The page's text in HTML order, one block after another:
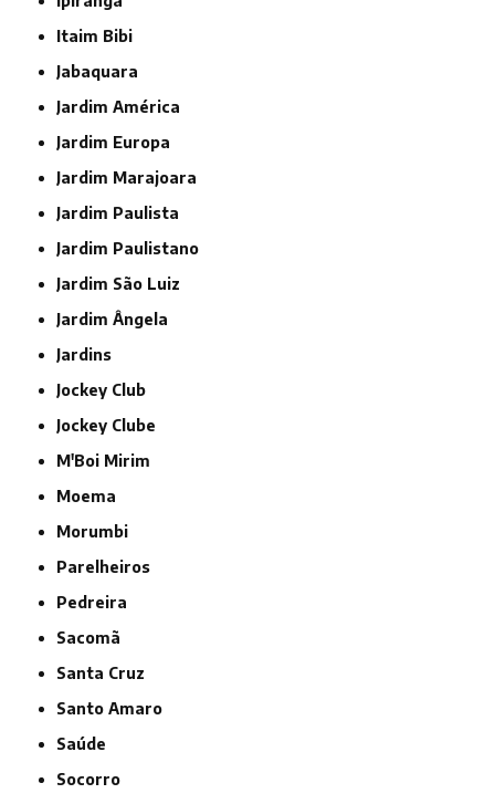
Itaim Bibi
Jabaquara
Jardim América
Jardim Europa
Jardim Marajoara
Jardim Paulista
Jardim Paulistano
Jardim São Luiz
Jardim Ângela
Jardins
Jockey Club
Jockey Clube
M'Boi Mirim
Moema
Morumbi
Parelheiros
Pedreira
Sacomã
Santa Cruz
Santo Amaro
Saúde
Socorro